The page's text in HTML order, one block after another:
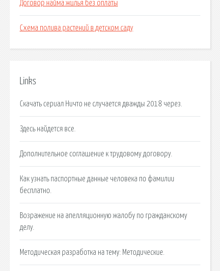
Договор найма жилья без оплаты
Схема полива растений в детском саду
Links
Скачать сериал Ничто не случается дважды 2018 через.
Здесь найдется все.
Дополнительное соглашение к трудовому договору.
Как узнать паспортные данные человека по фамилии
бесплатно.
Возражение на апелляционную жалобу по гражданскому
делу.
Методическая разработка на тему: Методические.